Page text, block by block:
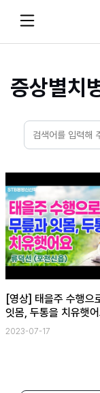
(current)
동
신
선
학
교
추
천
영
상
공
증상별치
[영상] 태을주 수행으
잇몸, 두통을 치유햇
2023-07-17